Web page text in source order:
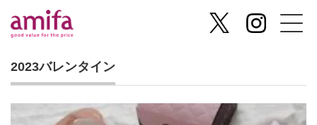
2023バレンタイン